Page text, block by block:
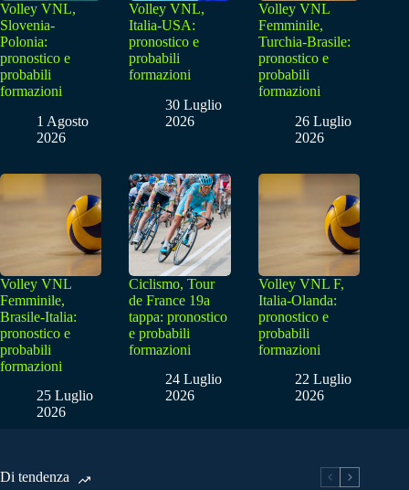
Volley VNL,
Slovenia-
Polonia:
pronostico e
probabili
formazioni
1 Agosto
2026
Volley VNL,
Italia-USA:
pronostico e
probabili
formazioni
30 Luglio
2026
Volley VNL
Femminile,
Turchia-Brasile:
pronostico e
probabili
formazioni
26 Luglio
2026
Volley VNL
Femminile,
Brasile-Italia:
pronostico e
probabili
formazioni
25 Luglio
2026
Ciclismo, Tour
de France 19a
tappa: pronostico
e probabili
formazioni
24 Luglio
2026
Volley VNL F,
Italia-Olanda:
pronostico e
probabili
formazioni
22 Luglio
2026
Di tendenza